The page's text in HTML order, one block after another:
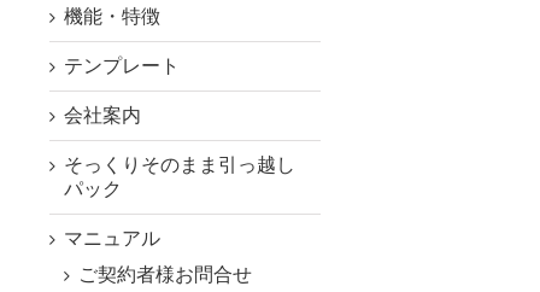
機能・特徴
テンプレート
会社案内
そっくりそのまま引っ越し
パック
マニュアル
ご契約者様お問合せ